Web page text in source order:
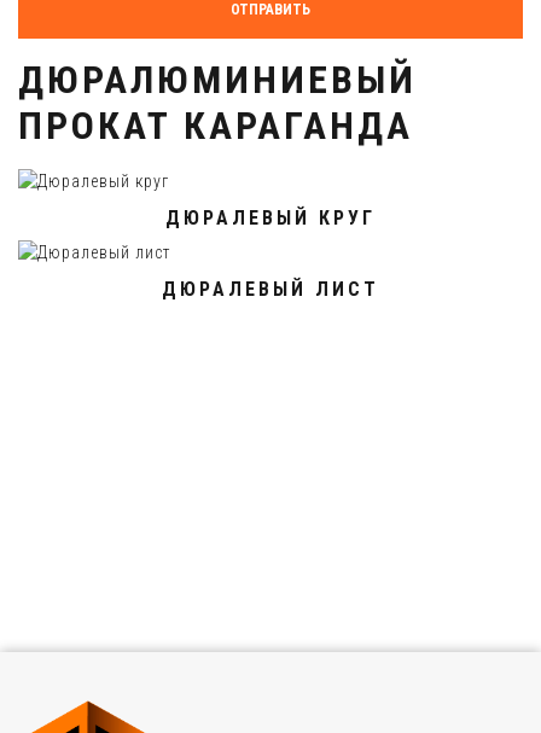
ОТПРАВИТЬ
ДЮРАЛЮМИНИЕВЫЙ
ПРОКАТ КАРАГАНДА
ДЮРАЛЕВЫЙ КРУГ
ДЮРАЛЕВЫЙ ЛИСТ